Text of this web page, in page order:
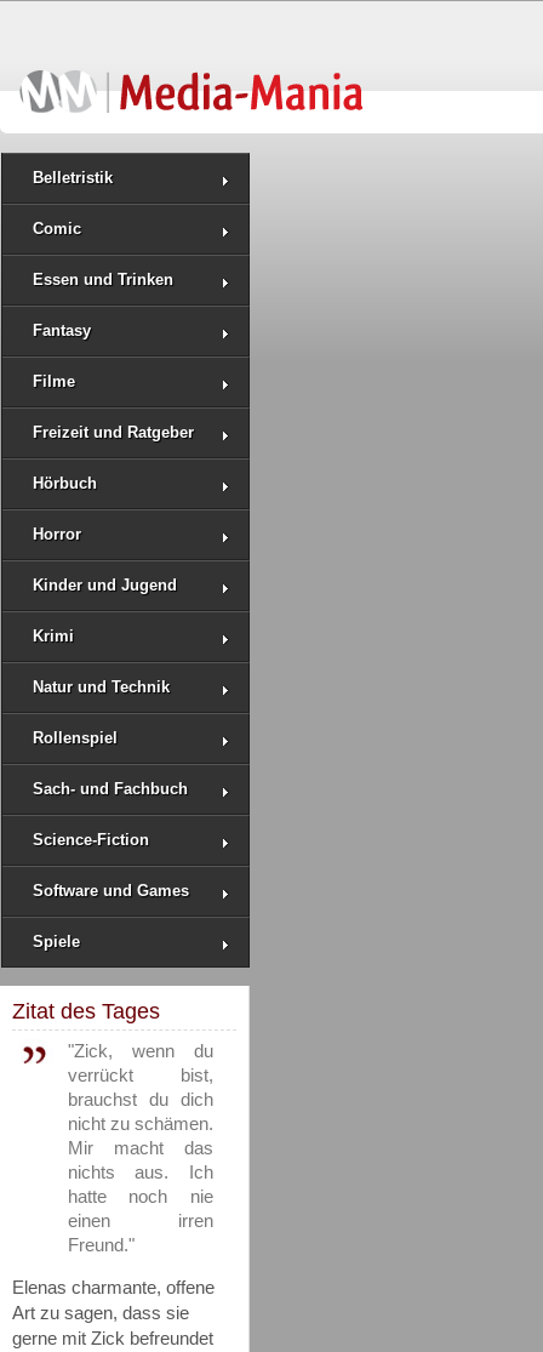
Belletristik
Comic
Essen und Trinken
Fantasy
Filme
Freizeit und Ratgeber
Hörbuch
Horror
Kinder und Jugend
Krimi
Natur und Technik
Rollenspiel
Sach- und Fachbuch
Science-Fiction
Software und Games
Spiele
Zitat des Tages
"Zick, wenn du
verrückt bist,
brauchst du dich
nicht zu schämen.
Mir macht das
nichts aus. Ich
hatte noch nie
einen irren
Freund."
Elenas charmante, offene
Art zu sagen, dass sie
gerne mit Zick befreundet